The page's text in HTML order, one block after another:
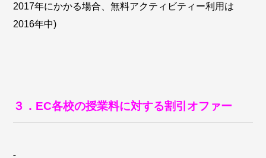
2017年にかかる場合、無料アクティビティー利用は
2016年中)
３．EC各校の授業料に対する割引オファー